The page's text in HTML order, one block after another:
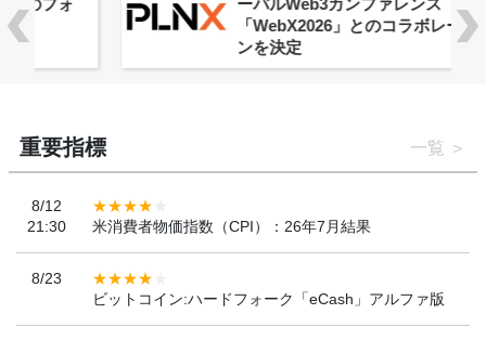
ーバルWeb3カンファレンス
「WebX2026」とのコラボレーショ
重要指標 一覧
8/12
21:30
米消費者物価指数（CPI）：26年7月結果
8/23
ビットコイン:ハードフォーク「eCash」アルファ版